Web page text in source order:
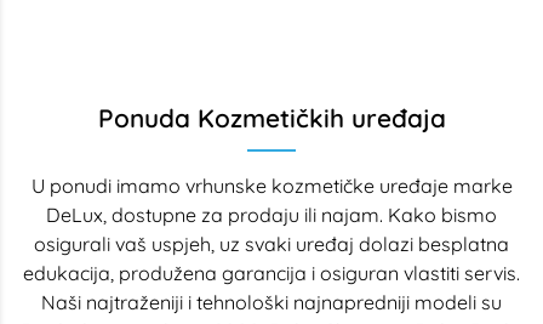
Ponuda Kozmetičkih uređaja
U ponudi imamo vrhunske kozmetičke uređaje marke
DeLux, dostupne za prodaju ili najam. Kako bismo
osigurali vaš uspjeh, uz svaki uređaj dolazi besplatna
edukacija, produžena garancija i osiguran vlastiti servis.
Naši najtraženiji i tehnološki najnapredniji modeli su